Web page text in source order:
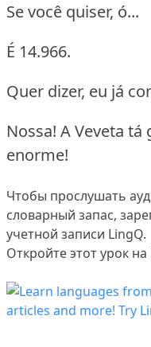
Se você quiser, ó...
É 14.966.
Quer dizer, eu já
Nossa! A Veveta tá
enorme!
Чтобы прослушать
словарный запас,
учетной записи LingQ.
Откройте этот урок на